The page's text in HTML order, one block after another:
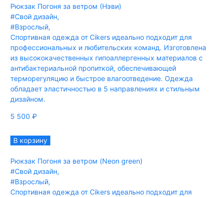
Рюкзак Погоня за ветром (Нэви)
#Свой дизайн,
#Взрослый,
Спортивная одежда от Cikers идеально подходит для
профессиональных и любительских команд. Изготовлена
из высококачественных гипоаллергенных материалов с
антибактериальной пропиткой, обеспечивающей
терморегуляцию и быстрое влагоотведение. Одежда
обладает эластичностью в 5 направлениях и стильным
дизайном.
5 500 ₽
В корзину
Рюкзак Погоня за ветром (Neon green)
#Свой дизайн,
#Взрослый,
Спортивная одежда от Cikers идеально подходит для